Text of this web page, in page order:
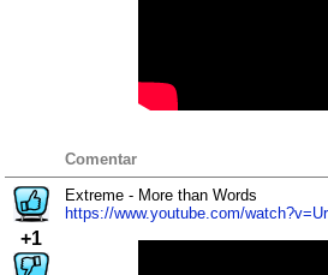
Comentar
+1
Extreme - More than Words
https://www.youtube.com/